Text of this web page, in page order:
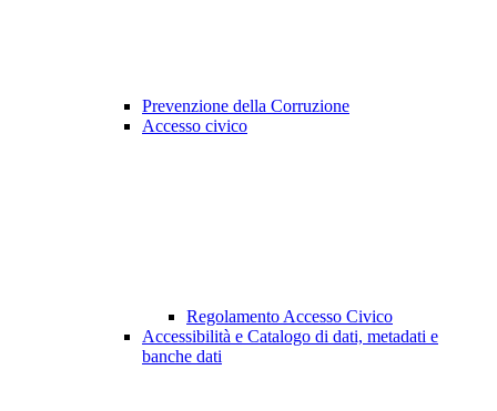
Prevenzione della Corruzione
Accesso civico
Regolamento Accesso Civico
Accessibilità e Catalogo di dati, metadati e
banche dati